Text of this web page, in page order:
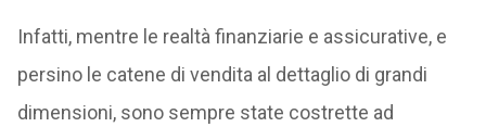
Infatti, mentre le realtà finanziarie e assicurative, e
persino le catene di vendita al dettaglio di grandi
dimensioni, sono sempre state costrette ad